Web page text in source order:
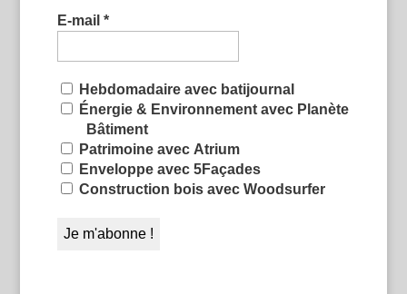
E-mail *
Hebdomadaire avec batijournal
Énergie & Environnement avec Planète
Bâtiment
Patrimoine avec Atrium
Enveloppe avec 5Façades
Construction bois avec Woodsurfer